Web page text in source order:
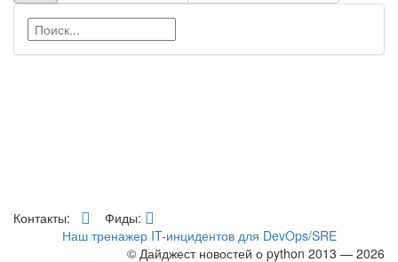
Контакты:
Фиды:
Наш тренажер IT-инцидентов для DevOps/SRE
© Дайджест новостей о python 2013 — 2026